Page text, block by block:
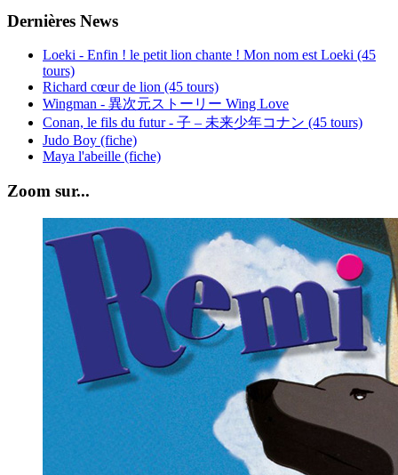
Dernières News
Loeki - Enfin ! le petit lion chante ! Mon nom est Loeki (45
tours)
Richard cœur de lion (45 tours)
Wingman - 異次元ストーリー Wing Love
Conan, le fils du futur - 子 – 未来少年コナン (45 tours)
Judo Boy (fiche)
Maya l'abeille (fiche)
Zoom sur...